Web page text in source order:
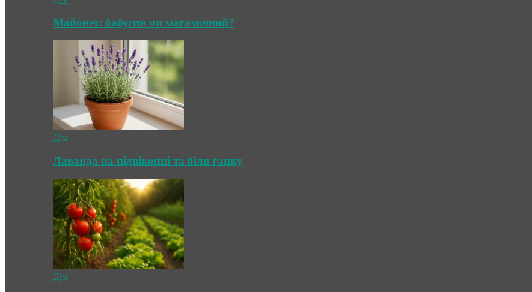
Майонез: бабусин чи магазинний?
Дім
Лаванда на підвіконні та біля ганку
Дім